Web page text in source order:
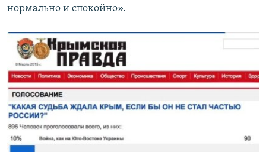
нормально и спокойно».